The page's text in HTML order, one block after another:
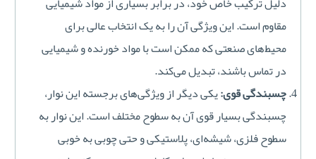
مقاوم است. این ویژگی آن را به یک انتخاب عالی برای
محیط‌های صنعتی که ممکن است با مواد خورنده و شیمیایی
در تماس باشند، تبدیل می‌کند.
چسبندگی قوی:یکی دیگر از ویژگی‌های برجسته این نوار،
چسبندگی بسیار قوی آن به سطوح مختلف است. این نوار به
سطوح فلزی، شیشه‌ای، پلاستیکی و حتی چوبی به خوبی